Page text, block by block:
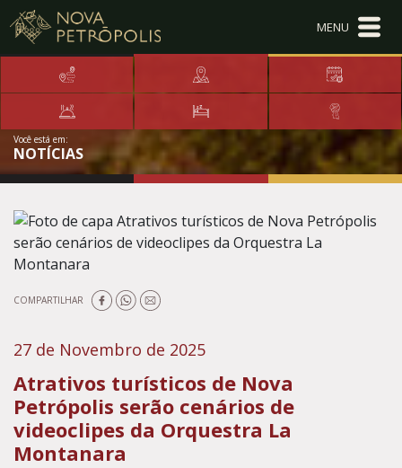
Ir para conteúdo principal
Conteúdo Menu
Conteúdo Principal
Você está em:
NOTÍCIAS
COMPARTILHAR
27 de Novembro de 2025
Atrativos turísticos de Nova
Petrópolis serão cenários de
videoclipes da Orquestra La
Montanara